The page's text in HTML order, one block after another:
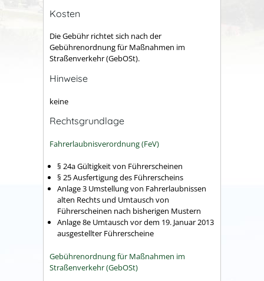
Kosten
Die Gebühr richtet sich nach der
Gebührenordnung für Maßnahmen im
Straßenverkehr (GebOSt).
Hinweise
keine
Rechtsgrundlage
Fahrerlaubnisverordnung (FeV)
§ 24a Gültigkeit von Führerscheinen
§ 25 Ausfertigung des Führerscheins
Anlage 3 Umstellung von Fahrerlaubnissen
alten Rechts und Umtausch von
Führerscheinen nach bisherigen Mustern
Anlage 8e Umtausch vor dem 19. Januar 2013
ausgestellter Führerscheine
Gebührenordnung für Maßnahmen im
Straßenverkehr (GebOSt)